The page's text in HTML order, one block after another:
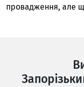
провадження, але